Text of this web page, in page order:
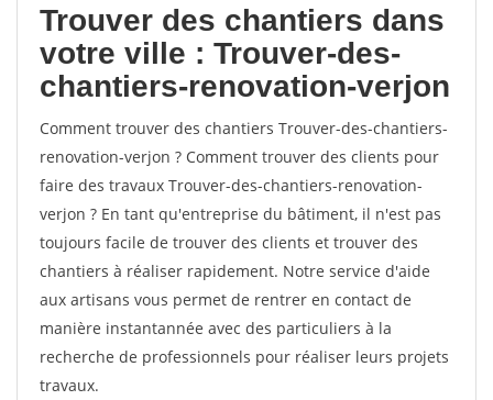
Trouver des chantiers dans
votre ville : Trouver-des-
chantiers-renovation-verjon
Comment trouver des chantiers Trouver-des-chantiers-
renovation-verjon ? Comment trouver des clients pour
faire des travaux Trouver-des-chantiers-renovation-
verjon ? En tant qu'entreprise du bâtiment, il n'est pas
toujours facile de trouver des clients et trouver des
chantiers à réaliser rapidement. Notre service d'aide
aux artisans vous permet de rentrer en contact de
manière instantannée avec des particuliers à la
recherche de professionnels pour réaliser leurs projets
travaux.